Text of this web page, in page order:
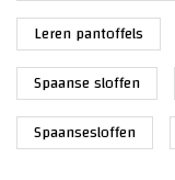
Leren pantoffels
Spaanse sloffen
Spaansesloffen